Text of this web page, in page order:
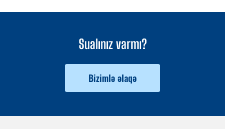
Sualınız varmı?
Bizimlə əlaqə